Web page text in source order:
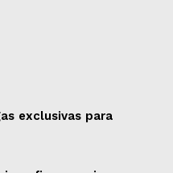
exclusivas para